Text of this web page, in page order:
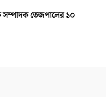
সম্পাদক তেজপালের ১০